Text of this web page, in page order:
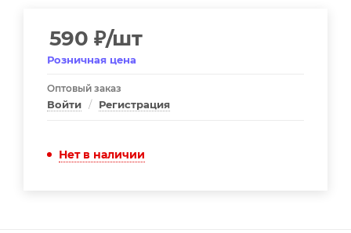
590 ₽/шт
Розничная цена
Оптовый заказ
Войти / Регистрация
Нет в наличии